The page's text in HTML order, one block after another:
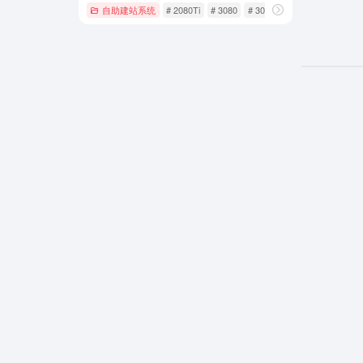
自助建站系统 # 2080Ti # 3080 # 3090